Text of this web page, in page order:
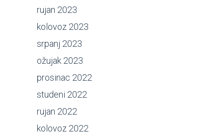
rujan 2023
kolovoz 2023
srpanj 2023
ožujak 2023
prosinac 2022
studeni 2022
rujan 2022
kolovoz 2022